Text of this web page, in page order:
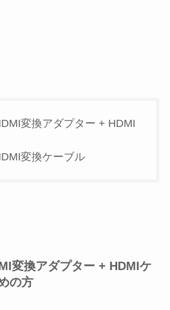
変換アダプター + HDMI
変換ケーブル
変換アダプター + HDMIケ
の方